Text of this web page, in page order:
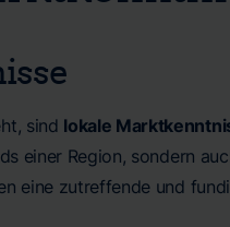
sind lokale
einer Region, sondern
eine zutreffende und